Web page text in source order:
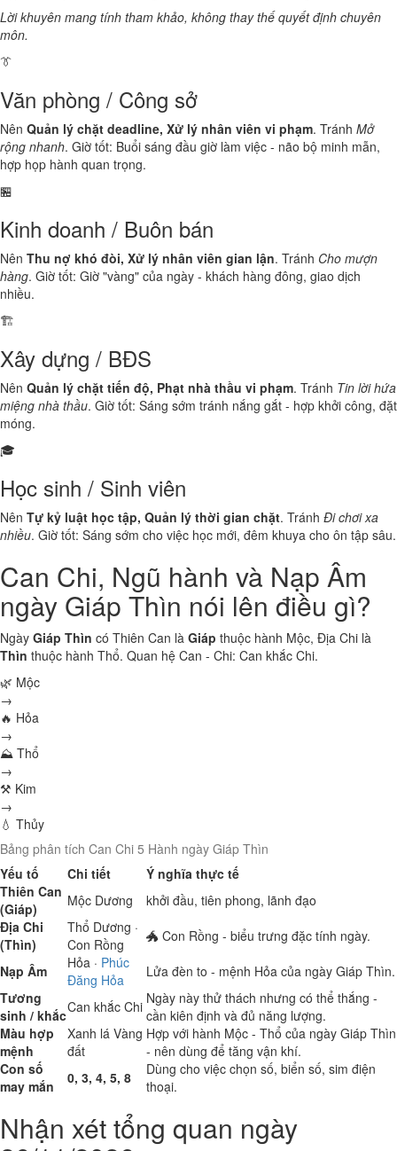
Lời khuyên mang tính tham khảo, không thay thế quyết định chuyên
môn.
👔
Văn phòng / Công sở
Nên Quản lý chặt deadline, Xử lý nhân viên vi phạm. Tránh Mở
rộng nhanh. Giờ tốt: Buổi sáng đầu giờ làm việc - não bộ minh mẫn,
hợp họp hành quan trọng.
🏪
Kinh doanh / Buôn bán
Nên Thu nợ khó đòi, Xử lý nhân viên gian lận. Tránh Cho mượn
hàng. Giờ tốt: Giờ "vàng" của ngày - khách hàng đông, giao dịch
nhiều.
🏗️
Xây dựng / BĐS
Nên Quản lý chặt tiến độ, Phạt nhà thầu vi phạm. Tránh Tin lời hứa
miệng nhà thầu. Giờ tốt: Sáng sớm tránh nắng gắt - hợp khởi công, đặt
móng.
🎓
Học sinh / Sinh viên
Nên Tự kỷ luật học tập, Quản lý thời gian chặt. Tránh Đi chơi xa
nhiều. Giờ tốt: Sáng sớm cho việc học mới, đêm khuya cho ôn tập sâu.
Can Chi, Ngũ hành và Nạp Âm
ngày Giáp Thìn nói lên điều gì?
Ngày Giáp Thìn có Thiên Can là Giáp thuộc hành Mộc, Địa Chi là
Thìn thuộc hành Thổ. Quan hệ Can - Chi: Can khắc Chi.
🌿 Mộc
→
🔥 Hỏa
→
⛰ Thổ
→
⚒ Kim
→
💧 Thủy
Bảng phân tích Can Chi 5 Hành ngày Giáp Thìn
Yếu tố
Chi tiết
Ý nghĩa thực tế
Thiên Can
(Giáp)
Mộc Dương
khởi đầu, tiên phong, lãnh đạo
Địa Chi
(Thìn)
Thổ Dương ·
Con Rồng
🐲 Con Rồng - biểu trưng đặc tính ngày.
Nạp Âm
Hỏa · Phúc
Đăng Hỏa
Lửa đèn to - mệnh Hỏa của ngày Giáp Thìn.
Tương
sinh / khắcCan khắc Chi Ngày này thử thách nhưng có thể thắng -
cần kiên định và đủ năng lượng.
Màu hợp
mệnh
Xanh lá Vàng
đất
Hợp với hành Mộc - Thổ của ngày Giáp Thìn
- nên dùng để tăng vận khí.
Con số
may mắn
0, 3, 4, 5, 8
Dùng cho việc chọn số, biển số, sim điện
thoại.
Nhận xét tổng quan ngày